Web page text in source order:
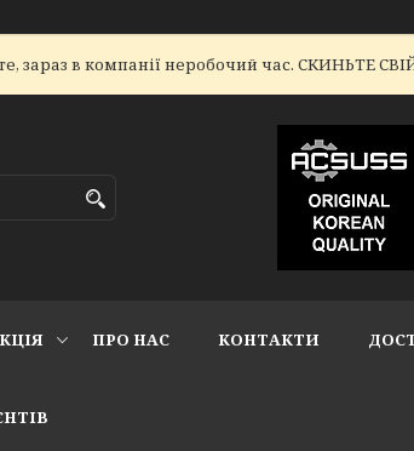
зараз в компанії неробочий час.
ПРО НАС КОНТАКТИ